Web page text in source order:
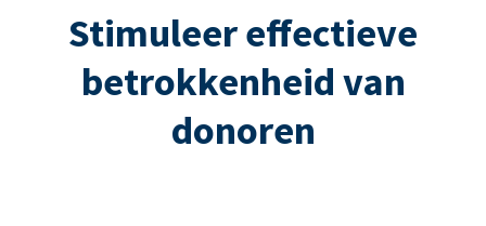
Stimuleer effectieve
betrokkenheid van
donoren